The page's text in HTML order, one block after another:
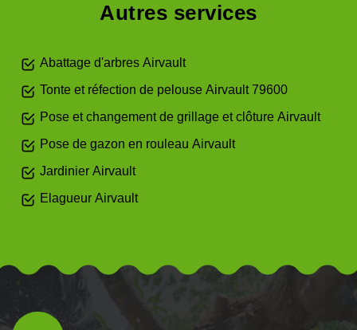
Autres services
Abattage d'arbres Airvault
Tonte et réfection de pelouse Airvault 79600
Pose et changement de grillage et clôture Airvault
Pose de gazon en rouleau Airvault
Jardinier Airvault
Elagueur Airvault